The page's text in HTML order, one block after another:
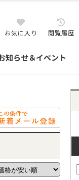
お気に入り 閲覧履歴
知らせ＆イベント